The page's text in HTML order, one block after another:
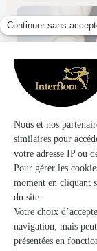
Monceau Fleurs
Vendenheim
★ ★★★ ★4.7 (187)
1 A rue des artisans
Voir la boutique